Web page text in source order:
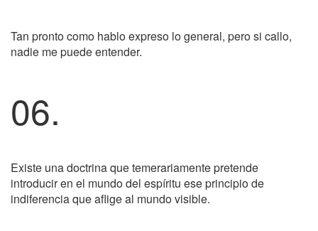
Tan pronto como hablo expreso lo general, pero si callo,
nadie me puede entender.
06.
Existe una doctrina que temerariamente pretende
introducir en el mundo del espíritu ese principio de
indiferencia que aflige al mundo visible.